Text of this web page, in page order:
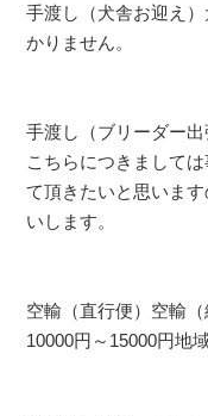
手渡し（犬舎お迎え
かりません。
手渡し（ブリーダー
こちらにつきまして
て頂きたいと思いま
いします。
空輸（直行便）空輸
10000円～15000円地